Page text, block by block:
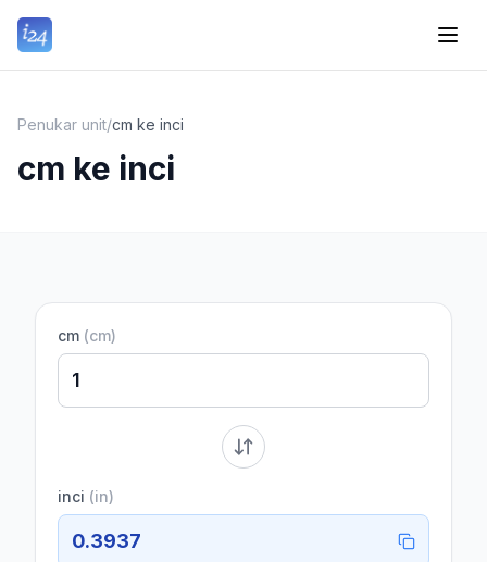
Penukar unit/cm ke inci
cm ke inci
cm (cm)
inci (in)
0.3937